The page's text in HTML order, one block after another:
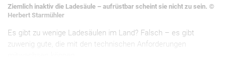
Ziemlich inaktiv die Ladesäule – aufrüstbar scheint sie nicht zu sein. ©
Herbert Starmühler
Es gibt zu wenige Ladesäulen im Land? Falsch – es gibt
zuwenig gute, die mit den technischen Anforderungen